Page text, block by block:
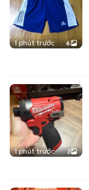
1 phút trước 6
1 phút trước 3